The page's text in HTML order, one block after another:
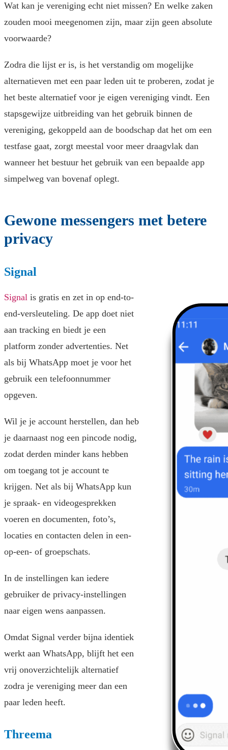
Wat kan je vereniging echt niet missen? En welke zaken
zouden mooi meegenomen zijn, maar zijn geen absolute
voorwaarde?
Zodra die lijst er is, is het verstandig om mogelijke
alternatieven met een paar leden uit te proberen, zodat je
het beste alternatief voor je eigen vereniging vindt. Een
stapsgewijze uitbreiding van het gebruik binnen de
vereniging, gekoppeld aan de boodschap dat het om een
testfase gaat, zorgt meestal voor meer draagvlak dan
wanneer het bestuur het gebruik van een bepaalde app
simpelweg van bovenaf oplegt.
Gewone messengers met betere
privacy
Signal
Signal is gratis en zet in op end-to-
end-versleuteling. De app doet niet
aan tracking en biedt je een
platform zonder advertenties. Net
als bij WhatsApp moet je voor het
gebruik een telefoonnummer
opgeven.
Wil je je account herstellen, dan heb
je daarnaast nog een pincode nodig,
zodat derden minder kans hebben
om toegang tot je account te
krijgen. Net als bij WhatsApp kun
je spraak- en videogesprekken
voeren en documenten, foto’s,
locaties en contacten delen in een-
op-een- of groepschats.
In de instellingen kan iedere
gebruiker de privacy-instellingen
naar eigen wens aanpassen.
Omdat Signal verder bijna identiek
werkt aan WhatsApp, blijft het een
vrij onoverzichtelijk alternatief
zodra je vereniging meer dan een
paar leden heeft.
Threema